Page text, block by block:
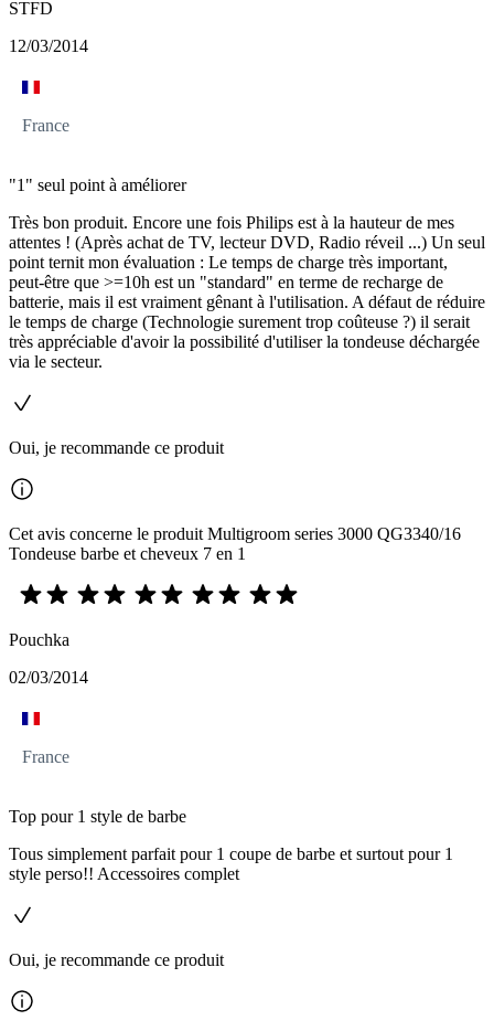
STFD
12/03/2014
France
"1" seul point à améliorer
Très bon produit. Encore une fois Philips est à la hauteur de mes
attentes ! (Après achat de TV, lecteur DVD, Radio réveil ...) Un seul
point ternit mon évaluation : Le temps de charge très important,
peut-être que >=10h est un "standard" en terme de recharge de
batterie, mais il est vraiment gênant à l'utilisation. A défaut de réduire
le temps de charge (Technologie surement trop coûteuse ?) il serait
très appréciable d'avoir la possibilité d'utiliser la tondeuse déchargée
via le secteur.
Oui, je recommande ce produit
Cet avis concerne le produit Multigroom series 3000 QG3340/16
Tondeuse barbe et cheveux 7 en 1
Pouchka
02/03/2014
France
Top pour 1 style de barbe
Tous simplement parfait pour 1 coupe de barbe et surtout pour 1
style perso!! Accessoires complet
Oui, je recommande ce produit